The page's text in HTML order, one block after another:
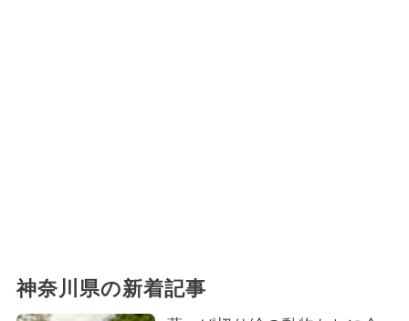
神奈川県の新着記事